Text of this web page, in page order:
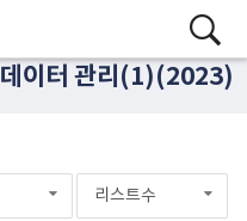
이터 관리(1)(2023)
리스트수